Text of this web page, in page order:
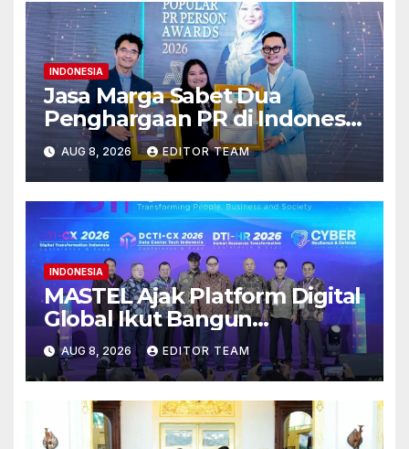
INDONESIA
Jasa Marga Sabet Dua
Penghargaan PR di Indonesia
Public Relations Summit 2026
AUG 8, 2026 EDITOR TEAM
INDONESIA
MASTEL Ajak Platform Digital
Global Ikut Bangun
Infrastruktur Digital Nasional
AUG 8, 2026 EDITOR TEAM